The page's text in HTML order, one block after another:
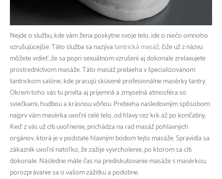
Nejde o službu, kde vám žena poskytne svoje telo, ide o niečo omnoho
vzrušujúcejšie. Táto služba sa nazývatantrická masáž, čiže už z názvu
môžete vidieť, že sa popri sexuálnom vzrušení aj dokonale zrelaxujete
prostredníctvom masáže. Táto masáž prebieha v špecializovanom
tantrickom salóne, kde pracujú skúsené profesionálne masérky tantry.
Okrem toho vás tu privíta aj príjemná a zmyselná atmosféra so
sviečkami, hudbou a krásnou vôňou. Prebieha nasledovným spôsobom:
najprv vám masérka uvoľní celé telo, od hlavy cez krk až po končatiny.
Keď z vás už cíti uvoľnenie, prichádza na rad masáž pohlavných
orgánov, ktorá je v podstate hlavným bodom tejto masáže. Spravidla sa
zákazník uvoľní natoľko, že zažije vyvrcholenie, po ktorom sa cíti
dokonale. Následne máte čas na prediskutovanie masáže s masérkou,
porozprávanie sa o vašom zážitku a podobne.